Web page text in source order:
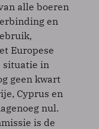
alle boeren
en
Europese
situatie in
geen kwart
Cyprus en
nul.
is de